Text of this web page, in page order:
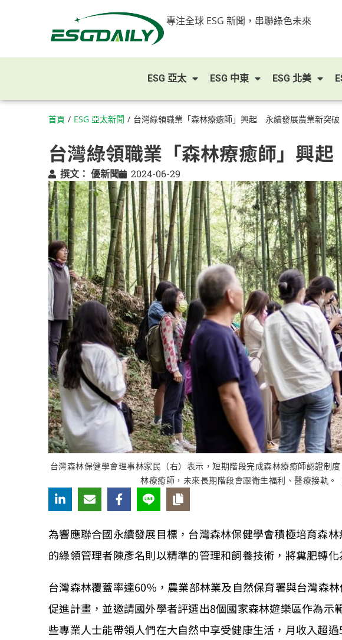
專注全球 ESG 新聞，串聯綠色未來
ESG 亞太 ESG 中東 ESG 北美
首頁 / ESG 亞太新聞 / 台灣綠領職業「森林療癒師」興起 永續發展農業新突破
台灣綠領職業「森林療癒師」興
撰文： 優新聞 2024-06-29
台灣森林保健學會理事林家民（右）表示，短期階段完成森林療癒師認證制
林療癒師，未來長期階段會跟衛生福利、醫療接軌。
為響應聯合國永續發展目標，台灣森林保健學會積極培育森
的綠領管理者陳彥名則以精準的管理和飼養技術，將糞肥轉
台灣森林覆蓋率達60%，農業部林業及自然保育署與台灣森
促進計畫，並邀請國外學者評選出8個國家森林遊樂區作為示
些專業人士能帶領人們在大自然中享受健康生活，月收入超過